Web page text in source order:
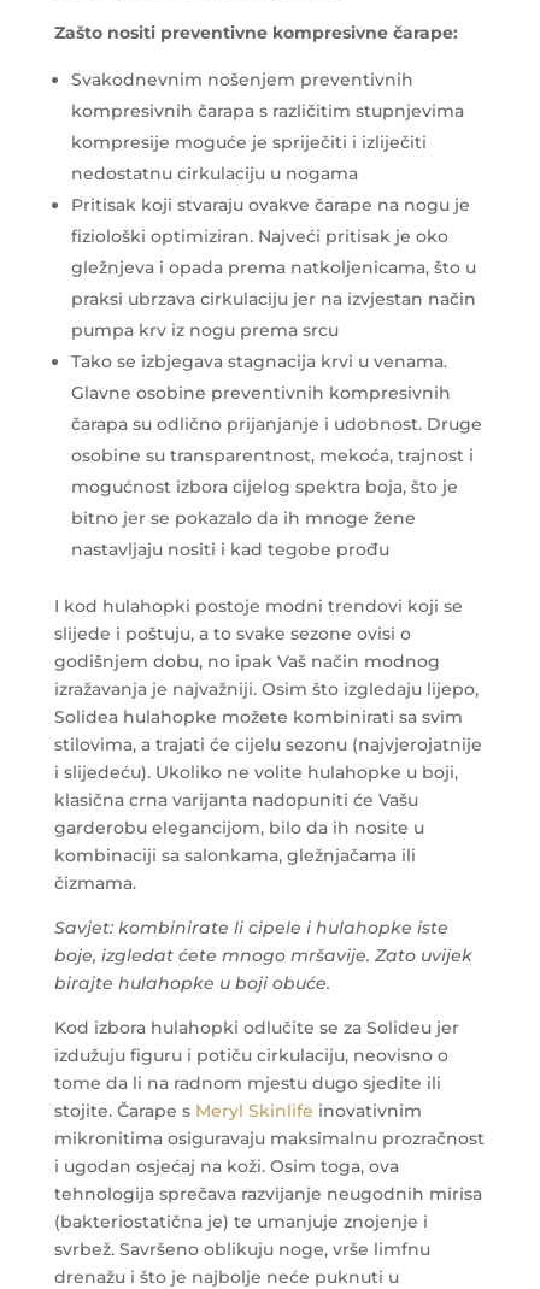
Zašto nositi preventivne kompresivne čarape:
Svakodnevnim nošenjem preventivnih
kompresivnih čarapa s različitim stupnjevima
kompresije moguće je spriječiti i izliječiti
nedostatnu cirkulaciju u nogama
Pritisak koji stvaraju ovakve čarape na nogu je
fiziološki optimiziran. Najveći pritisak je oko
gležnjeva i opada prema natkoljenicama, što u
praksi ubrzava cirkulaciju jer na izvjestan način
pumpa krv iz nogu prema srcu
Tako se izbjegava stagnacija krvi u venama.
Glavne osobine preventivnih kompresivnih
čarapa su odlično prijanjanje i udobnost. Druge
osobine su transparentnost, mekoća, trajnost i
mogućnost izbora cijelog spektra boja, što je
bitno jer se pokazalo da ih mnoge žene
nastavljaju nositi i kad tegobe prođu
I kod hulahopki postoje modni trendovi koji se
slijede i poštuju, a to svake sezone ovisi o
godišnjem dobu, no ipak Vaš način modnog
izražavanja je najvažniji. Osim što izgledaju lijepo,
Solidea hulahopke možete kombinirati sa svim
stilovima, a trajati će cijelu sezonu (najvjerojatnije
i slijedeću). Ukoliko ne volite hulahopke u boji,
klasična crna varijanta nadopuniti će Vašu
garderobu elegancijom, bilo da ih nosite u
kombinaciji sa salonkama, gležnjačama ili
čizmama.
Savjet: kombinirate li cipele i hulahopke iste
boje, izgledat ćete mnogo mršavije. Zato uvijek
birajte hulahopke u boji obuće.
Kod izbora hulahopki odlučite se za Solideu jer
izdužuju figuru i potiču cirkulaciju, neovisno o
tome da li na radnom mjestu dugo sjedite ili
stojite. Čarape s Meryl Skinlife inovativnim
mikronitima osiguravaju maksimalnu prozračnost
i ugodan osjećaj na koži. Osim toga, ova
tehnologija sprečava razvijanje neugodnih mirisa
(bakteriostatična je) te umanjuje znojenje i
svrbež. Savršeno oblikuju noge, vrše limfnu
drenažu i što je najbolje neće puknuti u